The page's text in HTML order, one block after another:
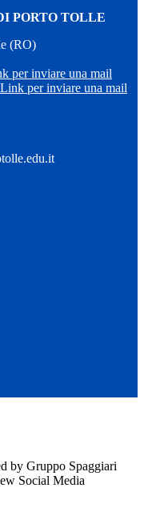
PORTO TOLLE
(RO)
per inviare una mail
Link per inviare una mail
by Gruppo Spaggiari
Social Media